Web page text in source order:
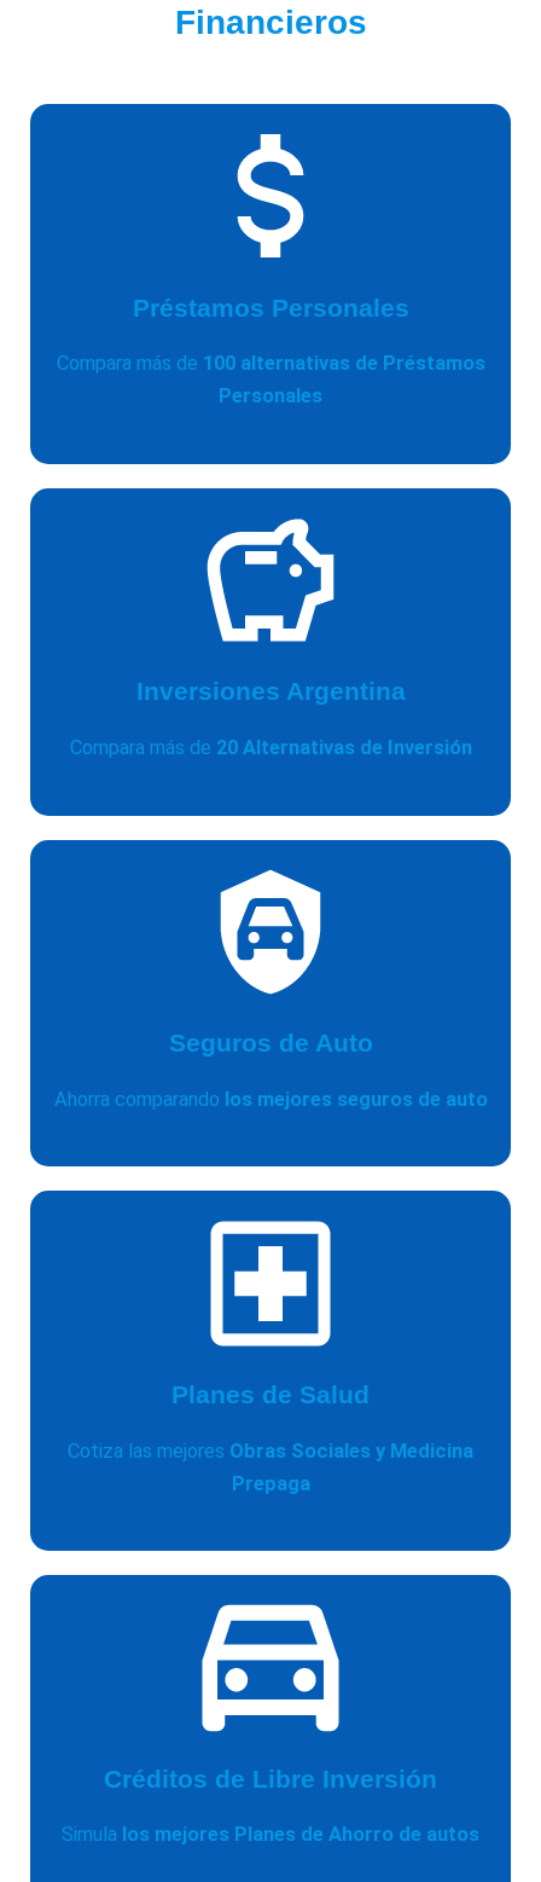
Financieros
Préstamos Personales
Compara más de 100 alternativas de Préstamos
Personales
Inversiones Argentina
Compara más de 20 Alternativas de Inversión
Seguros de Auto
Ahorra comparando los mejores seguros de auto
Planes de Salud
Cotiza las mejores Obras Sociales y Medicina
Prepaga
Créditos de Libre Inversión
Simula los mejores Planes de Ahorro de autos